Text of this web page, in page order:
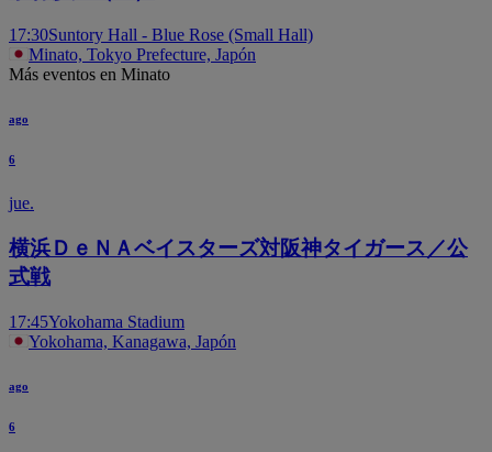
17:30Suntory Hall - Blue Rose (Small Hall)
Minato, Tokyo Prefecture, Japón
Más eventos en Minato
ago
6
jue.
横浜ＤｅＮＡベイスターズ対阪神タイガース／公
式戦
17:45Yokohama Stadium
Yokohama, Kanagawa, Japón
ago
6